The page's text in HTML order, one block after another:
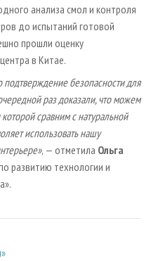
анализа смол и контроля
до испытаний готовой
прошли оценку
в Китае.
подтверждение безопасности для
раз доказали, что можем
сравним с натуральной
использовать нашу
, — отметила Ольга
развитию технологии и